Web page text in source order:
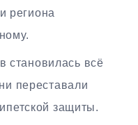
региона
становилась всё
переставали
защиты.